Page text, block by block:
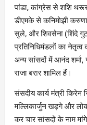
पांडा, कांग्रेस से शशि
डीएमके से कनिमोझी
सुले, और शिवसेना (शिंदे
प्रतिनिधिमंडलों का
अन्य सांसदों में आनंद
राजा बरार शामिल हैं।
संसदीय कार्य मंत्री
मल्लिकार्जुन खड़गे और
कर चार सांसदों के नाम